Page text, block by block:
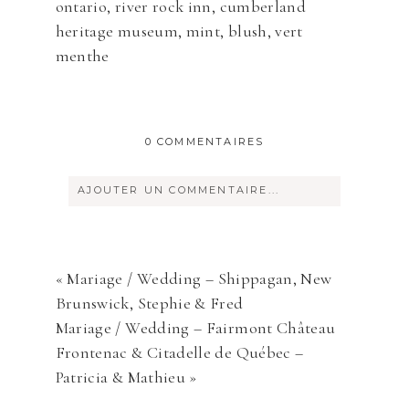
0 COMMENTAIRES
AJOUTER UN COMMENTAIRE...
« Mariage / Wedding – Shippagan, New
Brunswick, Stephie & Fred
Mariage / Wedding – Fairmont Château
Frontenac & Citadelle de Québec –
Patricia & Mathieu »